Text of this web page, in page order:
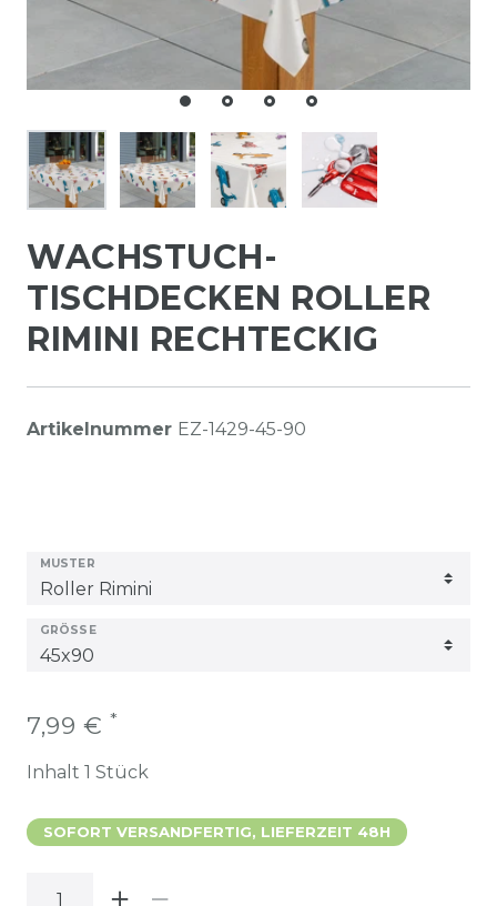
WACHSTUCH-
TISCHDECKEN ROLLER
RIMINI RECHTECKIG
Artikelnummer EZ-1429-45-90
MUSTER
GRÖSSE
7,99 € *
Inhalt 1 Stück
SOFORT VERSANDFERTIG, LIEFERZEIT 48H